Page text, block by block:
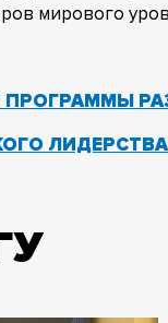
мирового
ЛИДЕРСТВА